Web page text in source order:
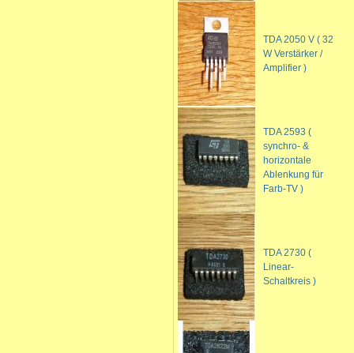
TDA 2050 V ( 32
W Verstärker /
Amplifier )
TDA 2593 (
synchro- &
horizontale
Ablenkung für
Farb-TV )
TDA 2730 (
Linear-
Schaltkreis )